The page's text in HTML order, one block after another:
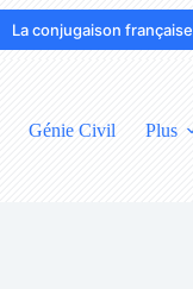
La conjugaison française
Génie Civil Plus